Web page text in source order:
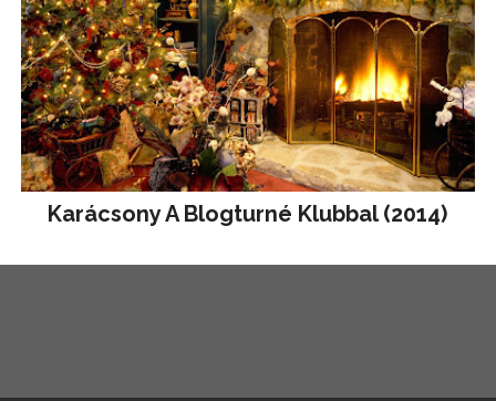
Karácsony A Blogturné Klubbal (2014)